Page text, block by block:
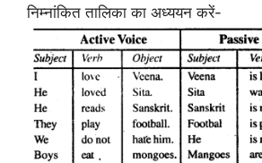
निम्नांकित तालिका का अध्ययन करें-